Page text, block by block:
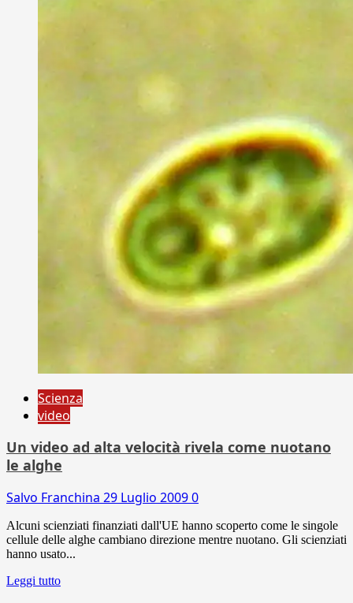
Scienza
video
Un video ad alta velocità rivela come nuotano
le alghe
Salvo Franchina 29 Luglio 20090
Alcuni scienziati finanziati dall'UE hanno scoperto come le singole
cellule delle alghe cambiano direzione mentre nuotano. Gli scienziati
hanno usato...
Leggi tutto